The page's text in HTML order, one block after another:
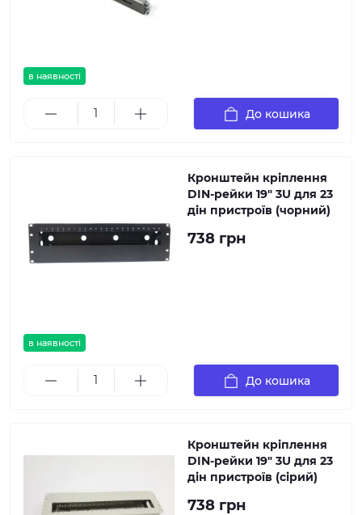
в наявності
До кошика
в наявності
Кронштейн кріплення
DIN-рейки 19" 3U для 23
дін пристроїв (чорний)
738 грн
До кошика
Кронштейн кріплення
DIN-рейки 19" 3U для 23
дін пристроїв (сірий)
738 грн